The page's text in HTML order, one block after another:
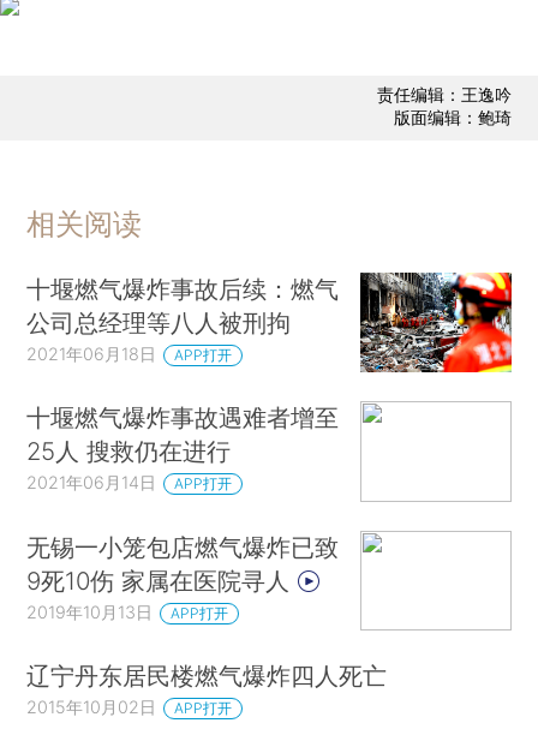
责任编辑：王逸吟
版面编辑：鲍琦
相关阅读
十堰燃气爆炸事故后续：燃气
公司总经理等八人被刑拘
2021年06月18日 APP打开
十堰燃气爆炸事故遇难者增至
25人 搜救仍在进行
2021年06月14日 APP打开
无锡一小笼包店燃气爆炸已致
9死10伤 家属在医院寻人
2019年10月13日 APP打开
辽宁丹东居民楼燃气爆炸四人死亡
2015年10月02日 APP打开